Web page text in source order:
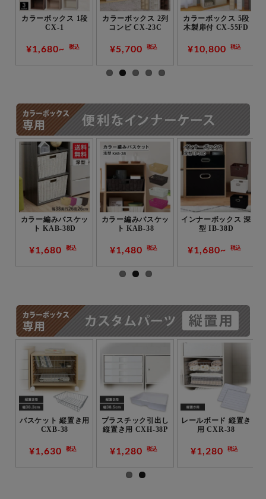
カラーボックス 1段
CX-1
¥1,680~ 税込
カラーボックス 2列
コンビ CX-23C
¥5,700 税込
カラーボックス 5段
木製扉付 CX-55FD
¥10,800 税込
カラー編みバスケッ
ト KAB-38D
¥1,680 税込
カラー編みバスケッ
ト KAB-38
¥1,480 税込
インナーボックス 深
型 IB-38D
¥1,680~ 税込
バスケット 縦置き用
CXB-38
¥1,630 税込
プラスチック引出し
縦置き用 CXH-38P
¥1,280 税込
レールボード 縦置き
用 CXR-38
¥1,280 税込